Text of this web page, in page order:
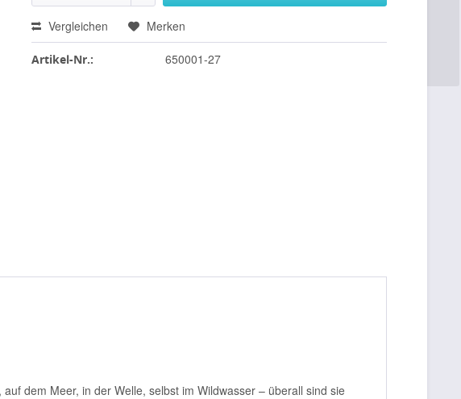
Vergleichen Merken
Artikel-Nr.: 650001-27
dem Meer, in der Welle, selbst im Wildwasser – überall sind sie